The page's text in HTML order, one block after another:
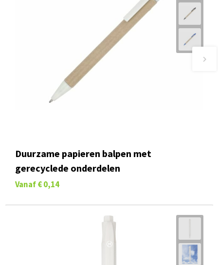
Duurzame papieren balpen met
gerecyclede onderdelen
Vanaf € 0,14